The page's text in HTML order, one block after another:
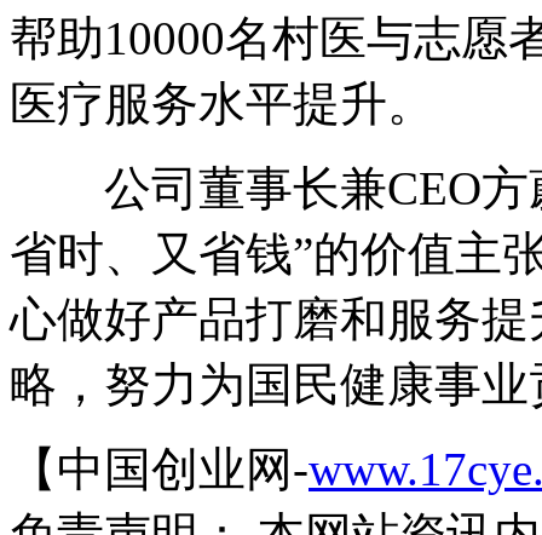
帮助10000名村医与志愿
医疗服务水平提升。
公司董事长兼CEO方
省时、又省钱”的价值主
心做好产品打磨和服务
略，努力为国民健康事
【中国创业网-